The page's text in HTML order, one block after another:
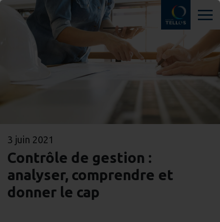
3 juin 2021
Contrôle de gestion :
analyser, comprendre et
donner le cap